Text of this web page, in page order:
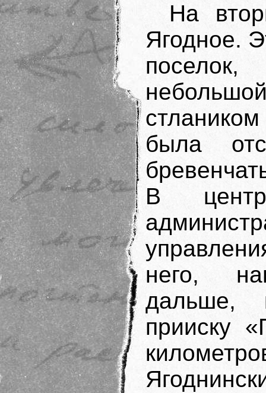
На
Ягодное.
была
В
него,
дальше,
прииску